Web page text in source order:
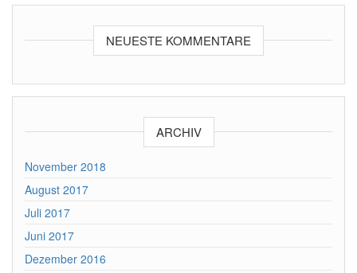
NEUESTE KOMMENTARE
ARCHIV
November 2018
August 2017
Juli 2017
Juni 2017
Dezember 2016